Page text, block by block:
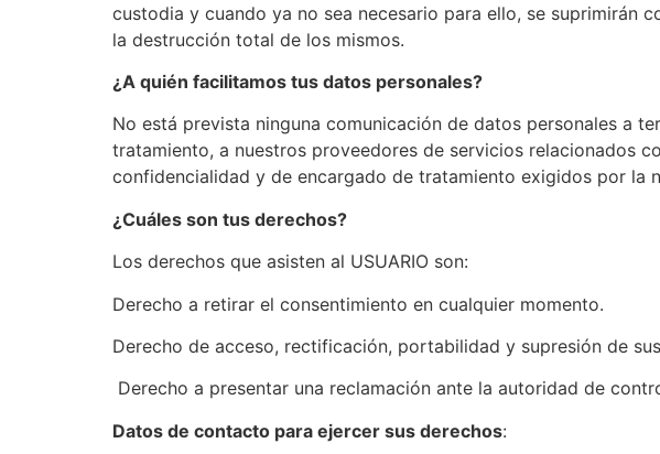
custodia y cuando ya no sea necesario para ello, se suprimirán
la destrucción total de los mismos.
¿A quién facilitamos tus datos personales?
No está prevista ninguna comunicación de datos personales a
tratamiento, a nuestros proveedores de servicios relacionados
confidencialidad y de encargado de tratamiento exigidos por la
¿Cuáles son tus derechos?
Los derechos que asisten al USUARIO son:
Derecho a retirar el consentimiento en cualquier momento.
Derecho de acceso, rectificación, portabilidad y supresión de
Derecho a presentar una reclamación ante la autoridad de
Datos de contacto para ejercer sus derechos: